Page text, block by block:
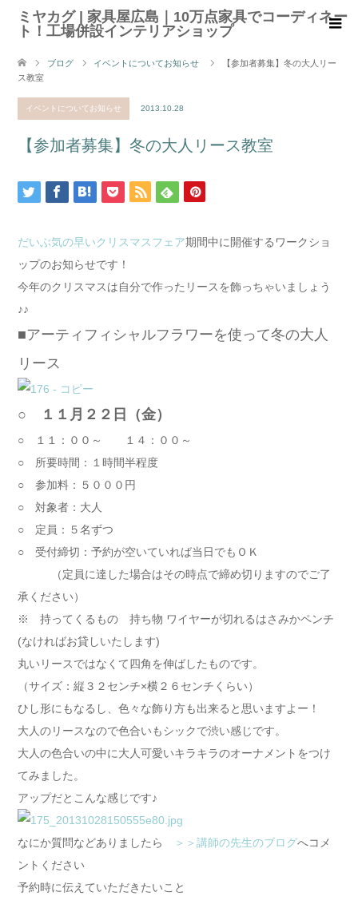
ミヤカグ | 家具屋広島｜10万点家具でコーディネー
ト！工場併設インテリアショップ
ブログ イベントについてお知らせ
【参加者募集】冬の大人リー
ス教室
イベントについてお知らせ 2013.10.28
【参加者募集】冬の大人リース教室
だいぶ気の早いクリスマスフェア期間中に開催するワークショ
ップのお知らせです！
今年のクリスマスは自分で作ったリースを飾っちゃいましょう
♪♪
■アーティフィシャルフラワーを使って冬の大人
リース
○ １１月２２日（金）
○ １１：００～ １４：００～
○ 所要時間：１時間半程度
○ 参加料：５０００円
○ 対象者：大人
○ 定員：５名ずつ
○ 受付締切：予約が空いていれば当日でもＯＫ
（定員に達した場合はその時点で締め切りますのでご了
承ください）
※ 持ってくるもの 持ち物 ワイヤーが切れるはさみかペンチ
(なければお貸しいたします)
丸いリースではなくて四角を伸ばしたものです。
（サイズ：縦３２センチ×横２６センチくらい）
ひし形にもなるし、色々な飾り方も出来ると思いますよー！
大人のリースなので色合いもシックで渋い感じです。
大人の色合いの中に大人可愛いキラキラのオーナメントをつけ
てみました。
アップだとこんな感じです♪
なにか質問などありましたら ＞＞講師の先生のブログへコメ
ントください
予約時に伝えていただきたいこと